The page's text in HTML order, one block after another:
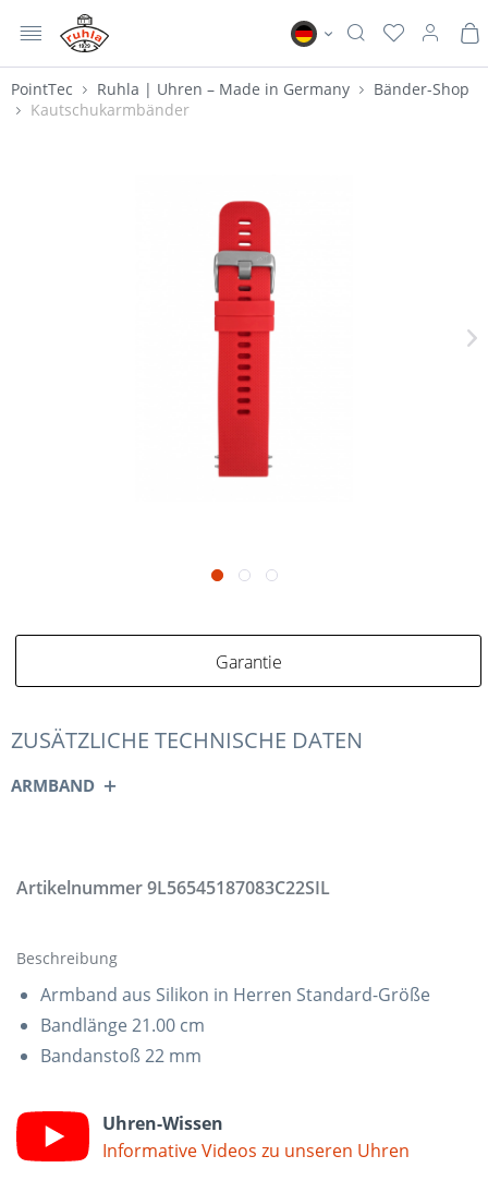
MENÜ
PointTec
Ruhla | Uhren – Made in Germany
Bänder-Shop
Kautschukarmbänder
Garantie
ZUSÄTZLICHE TECHNISCHE DATEN
ARMBAND
Artikelnummer9L56545187083C22SIL
Beschreibung
Armband aus Silikon in Herren Standard-Größe
Bandlänge 21.00 cm
Bandanstoß 22 mm
Uhren-Wissen
Informative Videos zu unseren Uhren